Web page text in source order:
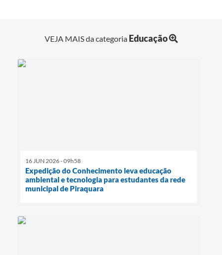
VEJA MAIS da categoria Educação
16 JUN 2026 - 09h58
Expedição do Conhecimento leva educação
ambiental e tecnologia para estudantes da rede
municipal de Piraquara